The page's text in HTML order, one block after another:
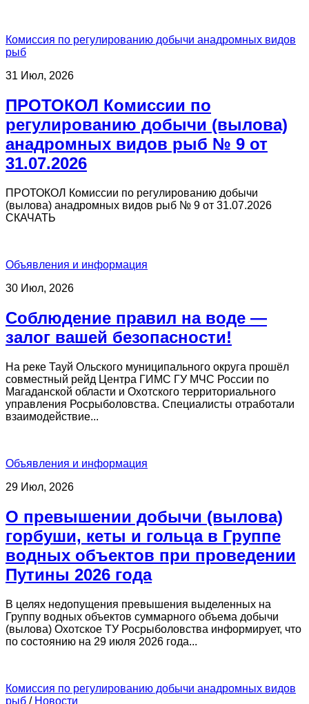
Комиссия по регулированию добычи анадромных видов
рыб
31 Июл, 2026
ПРОТОКОЛ Комиссии по
регулированию добычи (вылова)
анадромных видов рыб № 9 от
31.07.2026
ПРОТОКОЛ Комиссии по регулированию добычи
(вылова) анадромных видов рыб № 9 от 31.07.2026
СКАЧАТЬ
Объявления и информация
30 Июл, 2026
Соблюдение правил на воде —
залог вашей безопасности!
На реке Тауй Ольского муниципального округа прошёл
совместный рейд Центра ГИМС ГУ МЧС России по
Магаданской области и Охотского территориального
управления Росрыболовства. Специалисты отработали
взаимодействие...
Объявления и информация
29 Июл, 2026
О превышении добычи (вылова)
горбуши, кеты и гольца в Группе
водных объектов при проведении
Путины 2026 года
В целях недопущения превышения выделенных на
Группу водных объектов суммарного объема добычи
(вылова) Охотское ТУ Росрыболовства информирует, что
по состоянию на 29 июля 2026 года...
Комиссия по регулированию добычи анадромных видов
рыб / Новости